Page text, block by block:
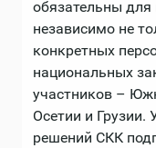
обязательны
независимо не
конкретных
национальных
участников –
Осетии и
решений СКК